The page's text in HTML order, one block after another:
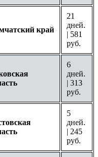
край
21
дней.
| 581
руб.
6
дней.
| 313
руб.
5
дней.
| 245
руб.